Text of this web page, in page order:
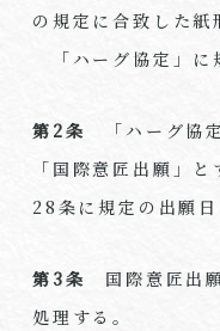
の規定に合致した紙
「ハーグ協定」に
第2条 「ハーグ協
「国際意匠出願」
28条に規定の出願日
第3条 国際意匠出
処理する。